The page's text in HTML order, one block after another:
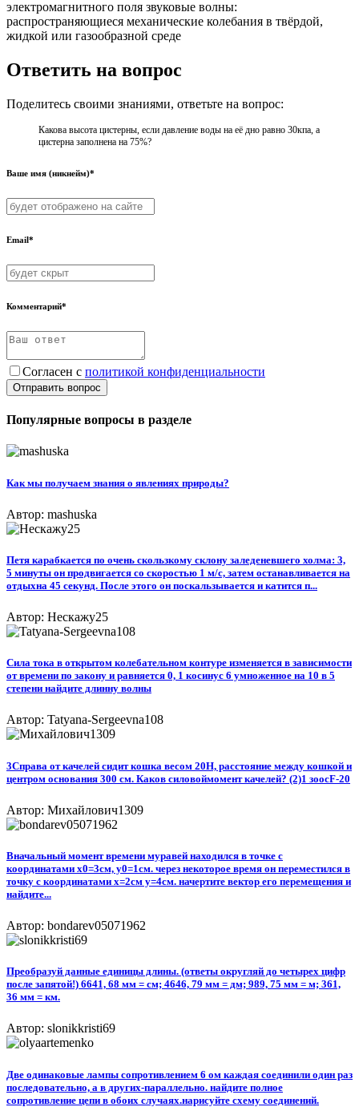
электромагнитного поля звуковые волны:
распространяющиеся механические колебания в твёрдой,
жидкой или газообразной среде
Ответить на вопрос
Поделитесь своими знаниями, ответьте на вопрос:
Какова высота цистерны, если давление воды на её дно равно 30кпа, а
цистерна заполнена на 75%?
Ваше имя (никнейм)*
Email*
Комментарий*
Согласен с политикой конфиденциальности
Отправить вопрос
Популярные вопросы в разделе
Как мы получаем знания о явлениях природы?
Автор: mashuska
Петя карабкается по очень скользкому склону заледеневшего холма: 3,
5 минуты он продвигается со скоростью 1 м/с, затем останавливается на
отдыхна 45 секунд. После этого он поскальзывается и катится п...
Автор: Нескажу25
Сила тока в открытом колебательном контуре изменяется в зависимости
от времени по закону и равняется 0, 1 косинус 6 умноженное на 10 в 5
степени найдите длинну волны
Автор: Tatyana-Sergeevna108
3Справа от качелей сидит кошка весом 20H, расстояние между кошкой и
центром основания 300 см. Каков силовоймомент качелей? (2)1 зоосF-20​
Автор: Михайлович1309
Вначальный момент времени муравей находился в точке с
координатами х0=3см, у0=1см. через некоторое время он переместился в
точку с координатами х=2см у=4см. начертите вектор его перемещения и
найдите...
Автор: bondarev05071962
Преобразуй данные единицы длины. (ответы округляй до четырех цифр
после запятой!) 6641, 68 мм = см; 4646, 79 мм = дм; 989, 75 мм = м; 361,
36 мм = км.
Автор: slonikkristi69
Две одинаковые лампы сопротивлением 6 ом каждая соединили один раз
последовательно, а в других-параллельно. найдите полное
сопротивление цепи в обоих случаях.нарисуйте схему соединений.